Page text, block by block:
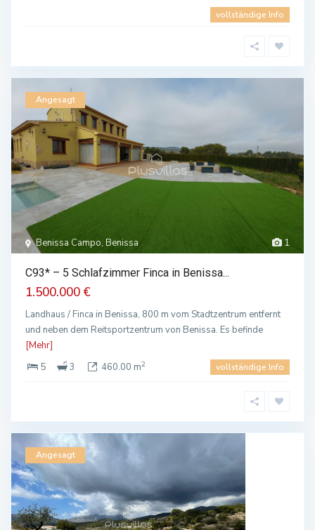
vollständige Info
1
Benissa Campo, Benissa
Angesagt
C93* – 5 Schlafzimmer Finca in Benissa...
1.500.000 €
Landhaus / Finca in Benissa, 800 m vom Stadtzentrum entfernt
und neben dem Reitsportzentrum von Benissa. Es befinde
[Mehr]
5
3 460.00 m2 vollständige Info
Angesagt